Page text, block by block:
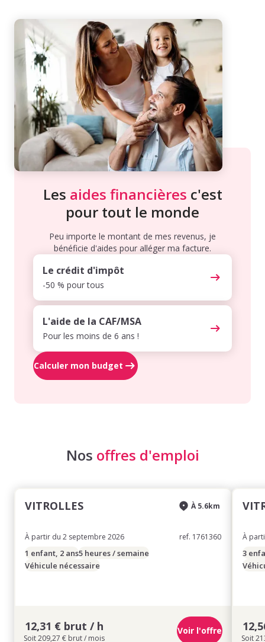
Les aides financières c'est
pour tout le monde
Peu importe le montant de mes revenus, je
bénéficie d'aides pour alléger ma facture.
Le crédit d'impôt
-50 % pour tous
L'aide de la CAF/MSA
Pour les moins de 6 ans !
Calculer mon budget
Nos offres d'emploi
VITROLLES
À partir du 2 septembre 2026
À 5.6km
ref. 1761360
1 enfant, 2 ans5 heures / semaine
Véhicule nécessaire
12,31 € brut / h
Soit 209,27 € brut / mois
Voir l'offre
À
3
Soit